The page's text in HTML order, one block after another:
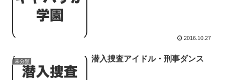
2016.10.27
未分類 潜入捜査アイドル・刑事ダンス